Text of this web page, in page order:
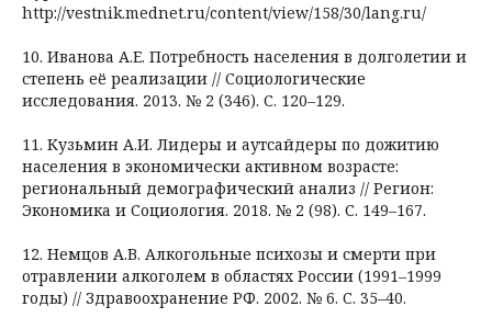
http://vestnik.mednet.ru/content/view/158/30/lang.ru/
10. Иванова А.Е. Потребность населения в долголетии и
степень её реализации // Социологические
исследования. 2013. № 2 (346). С. 120–129.
11. Кузьмин А.И. Лидеры и аутсайдеры по дожитию
населения в экономически активном возрасте:
региональный демографический анализ // Регион:
Экономика и Социология. 2018. № 2 (98). С. 149–167.
12. Немцов А.В. Алкогольные психозы и смерти при
отравлении алкоголем в областях России (1991–1999
годы) // Здравоохранение РФ. 2002. № 6. С. 35–40.